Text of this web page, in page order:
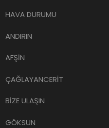
HAVA DURUMU
ANDIRIN
AFŞİN
ÇAĞLAYANCERİT
BİZE ULAŞIN
GÖKSUN